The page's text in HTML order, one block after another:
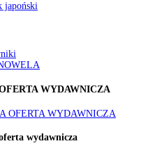
japoński
WYDAWNICZA
wydawnicza